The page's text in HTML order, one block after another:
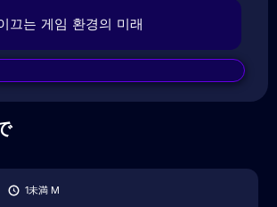
끄는 게임 환경의 미래
1未満 M